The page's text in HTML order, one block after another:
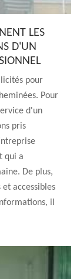
LES
D'UN
pour
Pour
d'un
pris
qui a
De plus,
accessibles
il